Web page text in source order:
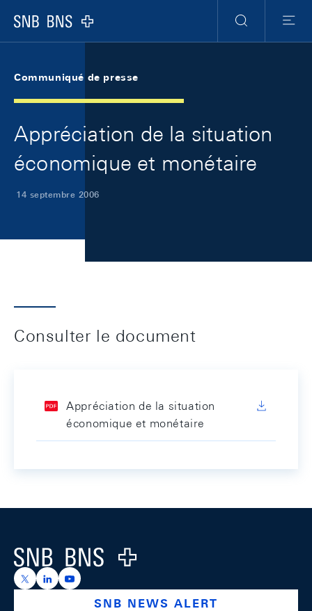
Logo
RechercheMenu
Communiqué de presse
Appréciation de la situation
économique et monétaire
14 septembre 2006
Consulter le document
Appréciation de la situation
économique et monétaire
Logo
https://x.com/snb_bns
https://ch.linkedin.com/company/swiss-national-
https://www.youtube.com/@swissnationalbank
SNB NEWS ALERT